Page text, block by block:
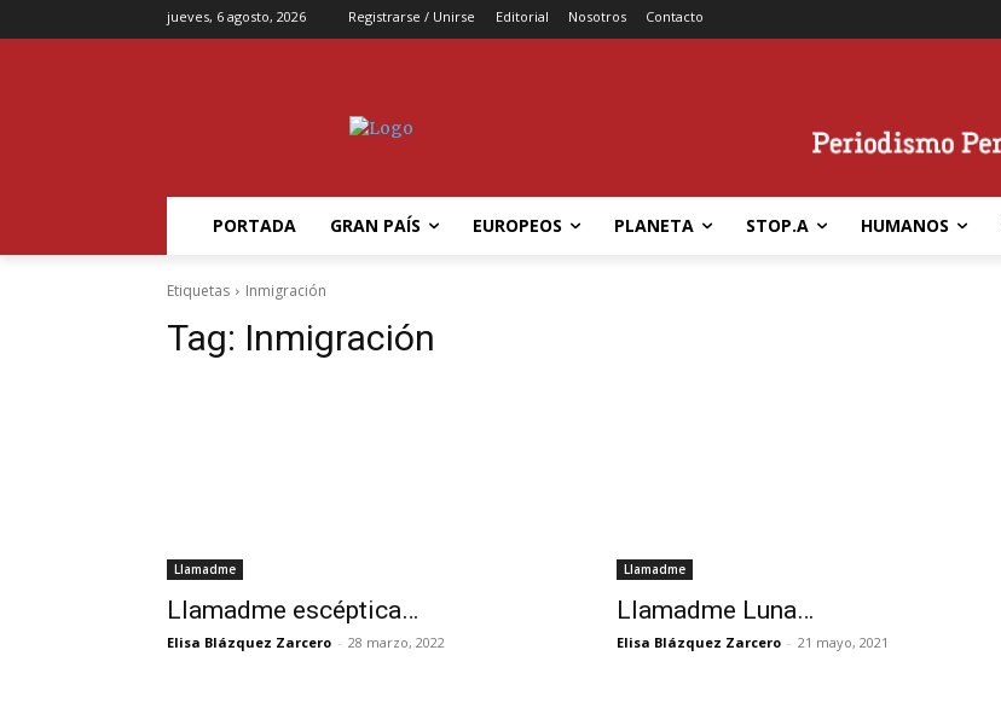
jueves, 6 agosto, 2026 Registrarse / Unirse Editorial Nosotros Contacto
PORTADA GRAN PAÍS EUROPEOS PLANETA STOP.A HUMANOS
Etiquetas Inmigración
Tag: Inmigración
Llamadme
Llamadme escéptica…
Elisa Blázquez Zarcero - 28 marzo, 2022
Llamadme
Llamadme Luna…
Elisa Blázquez Zarcero - 21 mayo, 2021